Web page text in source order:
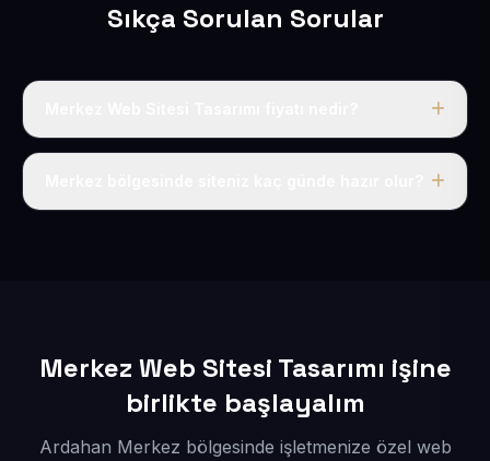
Sıkça Sorulan Sorular
Tek fiyat uygulanır: yıllık 50 USD + KDV. Bu bedele alan
Merkez Web Sitesi Tasarımı işine
birlikte başlayalım
Ardahan Merkez bölgesinde işletmenize özel web